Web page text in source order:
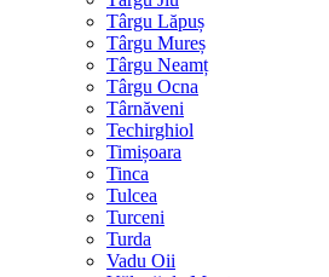
Târgu Lăpuș
Târgu Mureș
Târgu Neamț
Târgu Ocna
Târnăveni
Techirghiol
Timișoara
Tinca
Tulcea
Turceni
Turda
Vadu Oii